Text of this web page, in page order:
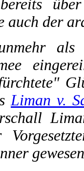
auch der
Liman v.